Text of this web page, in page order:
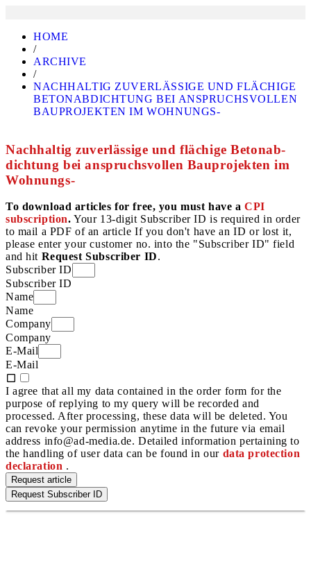
HOME
/
ARCHIVE
/
NACHHALTIG ZUVERLÄSSIGE UND FLÄCHIGE
BETONAB­DICHTUNG BEI ANSPRUCHSVOLLEN
BAUPROJEKTEN IM WOHNUNGS-
Nachhaltig zuverlässige und flächige Betonab­
dichtung bei anspruchsvollen Bauprojekten im
Wohnungs-
To download articles for free, you must have aCPI
subscription. Your 13-digit Subscriber ID is required in order
to mail a PDF of an article If you don't have an ID or lost it,
please enter your customer no. into the "Subscriber ID" field
and hit Request Subscriber ID.
Subscriber ID
Subscriber ID
Name
Name
Company
Company
E-Mail
E-Mail
I agree that all my data contained in the order form for the
purpose of replying to my query will be recorded and
processed. After processing, these data will be deleted. You
can revoke your permission anytime in the future via email
address info@ad-media.de. Detailed information pertaining to
the handling of user data can be found in our data protection
declaration .
Request article
Request Subscriber ID